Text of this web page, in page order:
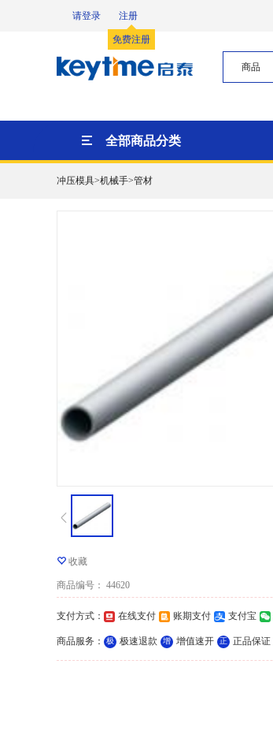
请登录 注册
免费注册
商品
全部商品分类
冲压模具>机械手>管材
收藏
商品编号 ： 44620
支付方式 ： 在线支付 账期支付 支付宝
商品服务 ： 极 极速退款 增 增值速开 正 正品保证